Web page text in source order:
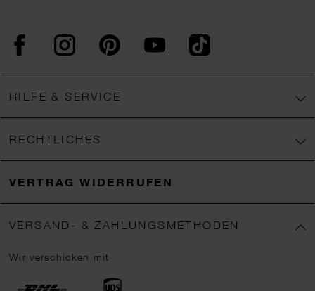
FacebookInstagram PinterestYouTubeTikTok
HILFE & SERVICE
RECHTLICHES
VERTRAG WIDERRUFEN
VERSAND- & ZAHLUNGSMETHODEN
Wir verschicken mit